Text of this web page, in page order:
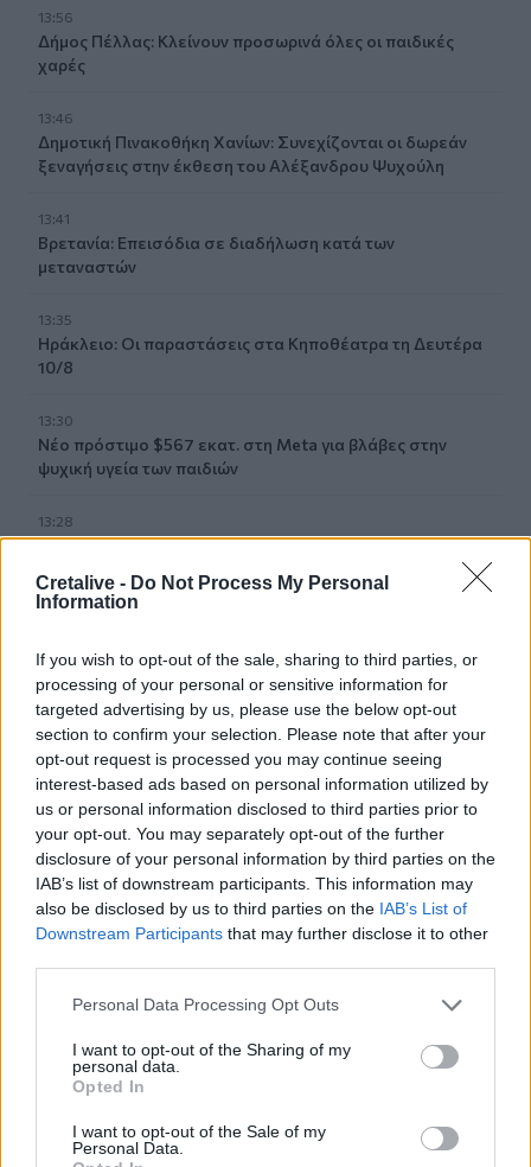
Cretalive - Do Not Process My Personal
Information
If you wish to opt-out of the sale, sharing to third parties, or
processing of your personal or sensitive information for
targeted advertising by us, please use the below opt-out
section to confirm your selection. Please note that after your
opt-out request is processed you may continue seeing
interest-based ads based on personal information utilized by
us or personal information disclosed to third parties prior to
your opt-out. You may separately opt-out of the further
disclosure of your personal information by third parties on the
IAB’s list of downstream participants. This information may
also be disclosed by us to third parties on the IAB’s List of
Downstream Participants that may further disclose it to other
Personal Data Processing Opt Outs
I want to opt-out of the Sharing of my
personal data.
Opted In
I want to opt-out of the Sale of my
Personal Data.
13:56
Δήμος Πέλλας: Κλείνουν προσωρινά όλες οι παιδικές
χαρές
13:46
Δημοτική Πινακοθήκη Χανίων: Συνεχίζονται οι δωρεάν
ξεναγήσεις στην έκθεση του Αλέξανδρου Ψυχούλη
13:41
Βρετανία: Επεισόδια σε διαδήλωση κατά των
μεταναστών
13:35
Ηράκλειο: Οι παραστάσεις στα Κηποθέατρα τη Δευτέρα
10/8
13:30
Νέο πρόστιμο $567 εκατ. στη Meta για βλάβες στην
ψυχική υγεία των παιδιών
13:28
"Μπλόκο" στις διακοπές ηλεκτροδότησης στον Πλατανιά
εξαφάνιση 43 φοιτητών πριν από 12 χρόνια
13:18
Σαμαριά: Νέα παρέμβαση Καλογερή για τα κλεισίματα
του Φαραγγιού - "Πολλές φορές είναι αδικαιολόγητα"
ΠΕΡΙΣΣΟΤΕΡΑ
ΣΧΕΤΙΚA AΡΘΡΑ
ΟΦΗ: Αυτός πρέπει να είναι, καταρχήν, ο στόχος στο
Καπ